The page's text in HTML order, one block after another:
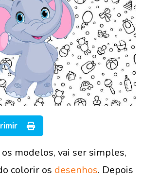
modelos, vai ser simples,
colorir os desenhos. Depois